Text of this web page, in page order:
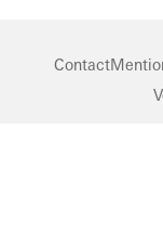
Contact